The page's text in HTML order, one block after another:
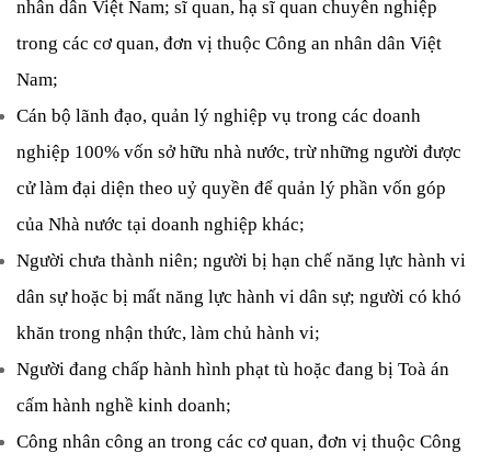
nhân dân Việt Nam; sĩ quan, hạ sĩ quan chuyên nghiệp
trong các cơ quan, đơn vị thuộc Công an nhân dân Việt
Nam;
Cán bộ lãnh đạo, quản lý nghiệp vụ trong các doanh
nghiệp 100% vốn sở hữu nhà nước, trừ những người được
cử làm đại diện theo uỷ quyền để quản lý phần vốn góp
của Nhà nước tại doanh nghiệp khác;
Người chưa thành niên; người bị hạn chế năng lực hành vi
dân sự hoặc bị mất năng lực hành vi dân sự; người có khó
khăn trong nhận thức, làm chủ hành vi;
Người đang chấp hành hình phạt tù hoặc đang bị Toà án
cấm hành nghề kinh doanh;
Công nhân công an trong các cơ quan, đơn vị thuộc Công